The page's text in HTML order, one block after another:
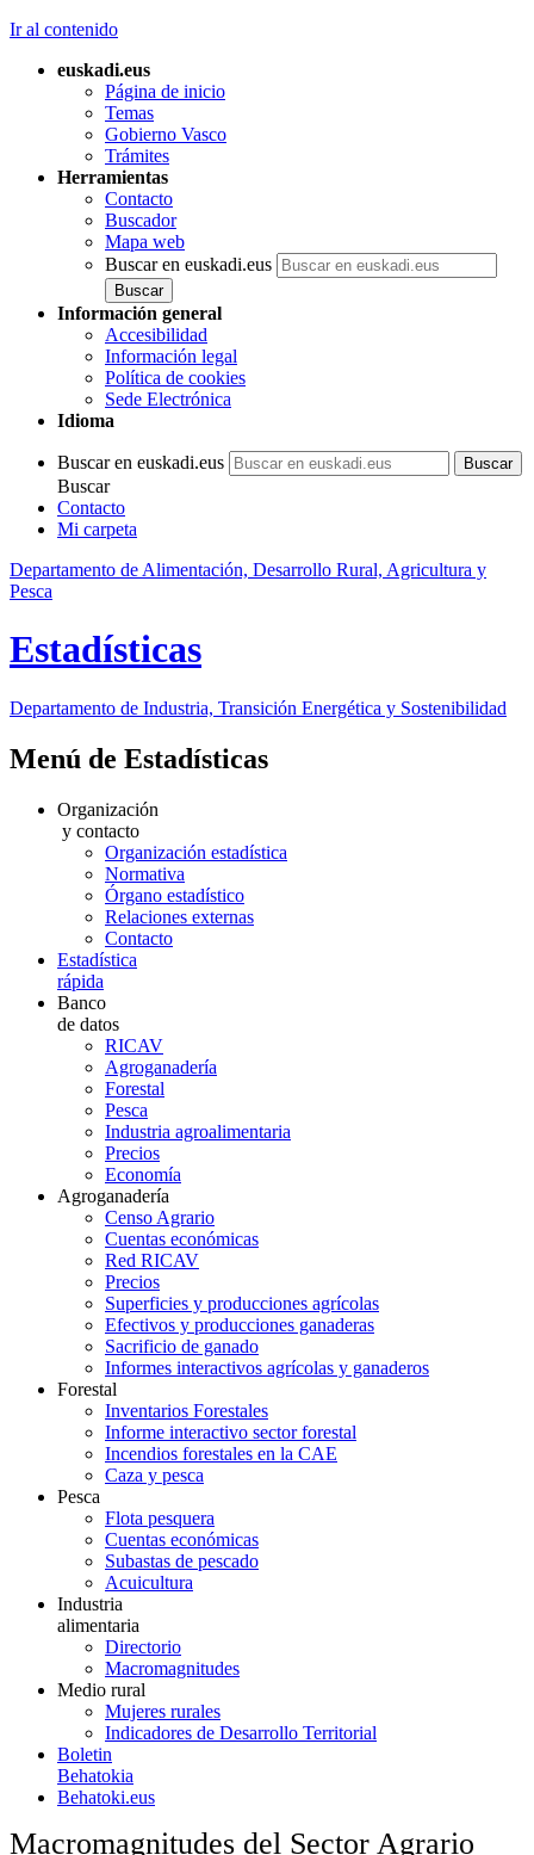
Ir al contenido
euskadi.eus
Página de inicio
Temas
Gobierno Vasco
Trámites
Herramientas
Contacto
Buscador
Mapa web
Buscar en euskadi.eus
Información general
Accesibilidad
Información legal
Política de cookies
Sede Electrónica
Idioma
Buscar en euskadi.eus
Buscar
Contacto
Mi carpeta
Departamento de Alimentación, Desarrollo Rural, Agricultura y
Pesca
Estadísticas
Departamento de Industria, Transición Energética y Sostenibilidad
Menú de Estadísticas
Organización
y contacto
Organización estadística
Normativa
Órgano estadístico
Relaciones externas
Contacto
Estadística
rápida
Banco
de datos
RICAV
Agroganadería
Forestal
Pesca
Industria agroalimentaria
Precios
Economía
Agroganadería
Censo Agrario
Cuentas económicas
Red RICAV
Precios
Superficies y producciones agrícolas
Efectivos y producciones ganaderas
Sacrificio de ganado
Informes interactivos agrícolas y ganaderos
Forestal
Inventarios Forestales
Informe interactivo sector forestal
Incendios forestales en la CAE
Caza y pesca
Pesca
Flota pesquera
Cuentas económicas
Subastas de pescado
Acuicultura
Industria
alimentaria
Directorio
Macromagnitudes
Medio rural
Mujeres rurales
Indicadores de Desarrollo Territorial
Boletin
Behatokia
Behatoki.eus
Macromagnitudes del Sector Agrario